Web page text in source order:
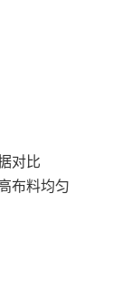
对比
布料均匀